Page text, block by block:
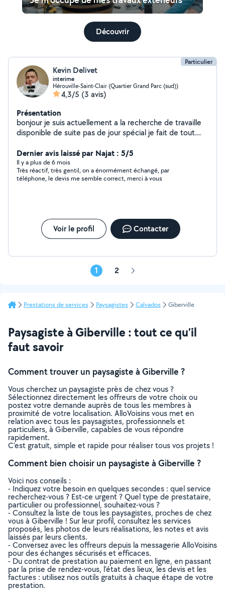
Découvrir
Particulier
Kevin Delivet
interime
Hérouville-Saint-Clair (Quartier Grand Parc (sud))
4,3/5 (3 avis)
Présentation
bonjour je suis actuellement a la recherche de travaille
disponible de suite pas de jour spécial je fait de tout
Dernier avis laissé par Najat : 5/5
Il y a plus de 6 mois
Très réactif, très gentil, on a énormément échangé, par
téléphone, le devis me semble correct, merci à vous
Voir le profil Contacter
1 2 Page
Prestations de services Paysagistes Calvados Giberville
Paysagiste à Giberville : tout ce qu’il
faut savoir
Comment trouver un paysagiste à Giberville ?
Vous cherchez un paysagiste près de chez vous ?
Sélectionnez directement les offreurs de votre choix ou
postez votre demande auprès de tous les membres à
proximité de votre localisation. AlloVoisins vous met en
relation avec tous les paysagistes, professionnels et
particuliers, à Giberville, capables de vous répondre
rapidement.
C’est gratuit, simple et rapide pour réaliser tous vos projets !
Comment bien choisir un paysagiste à Giberville ?
Voici nos conseils :
- Indiquez votre besoin en quelques secondes : quel service
recherchez-vous ? Est-ce urgent ? Quel type de prestataire,
particulier ou professionnel, souhaitez-vous ?
- Consultez la liste de tous les paysagistes, proches de chez
vous à Giberville ! Sur leur profil, consultez les services
proposés, les photos de leurs réalisations, les notes et avis
laissés par leurs clients.
- Conversez avec les offreurs depuis la messagerie AlloVoisins
pour des échanges sécurisés et efficaces.
- Du contrat de prestation au paiement en ligne, en passant
par la prise de rendez-vous, l’état des lieux, les devis et les
factures : utilisez nos outils gratuits à chaque étape de votre
prestation.